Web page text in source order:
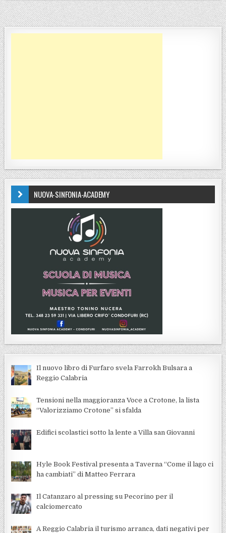
NUOVA-SINFONIA-ACADEMY
Il nuovo libro di Furfaro svela Farrokh Bulsara a
Reggio Calabria
Tensioni nella maggioranza Voce a Crotone, la lista
“Valorizziamo Crotone” si sfalda
Edifici scolastici sotto la lente a Villa san Giovanni
Hyle Book Festival presenta a Taverna “Come il lago ci
ha cambiati” di Matteo Ferrara
Il Catanzaro al pressing su Pecorino per il
calciomercato
A Reggio Calabria il turismo arranca, dati negativi per